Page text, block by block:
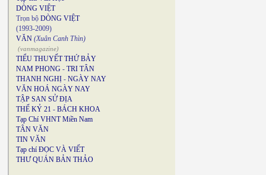
DÒNG VIỆT
Trọn bộ DÒNG VIỆT
(1993-2009)
VĂN (Xuân Canh Thìn)
(vanmagazine)
TIỂU THUYẾT THỨ BẢY
NAM PHONG - TRI TÂN
THANH NGHỊ - NGÀY NAY
VĂN HOÁ NGÀY NAY
TẬP SAN SỬ ĐỊA
THẾ KỶ 21 - BÁCH KHOA
Tạp Chí VHNT Miền Nam
TÂN VĂN
TIN VĂN
Tạp chí ĐỌC VÀ VIẾT
THƯ QUÁN BẢN THẢO